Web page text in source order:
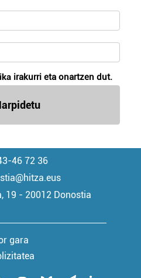
irakurri eta onartzen dut.
46 72 36
19 - 20012 Donostia
gara